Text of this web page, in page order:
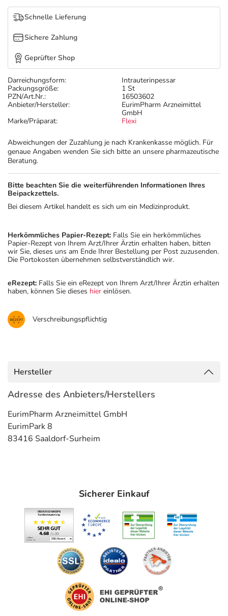
Tierapotheke
Vitamine & Mineralstoffe
Marken
Darreichungsform:
Intrauterinpessar
Packungsgröße:
1 St
PZN/Art.Nr.:
16503602
Anbieter/Hersteller:
EurimPharm Arzneimittel
GmbH
Marke/Präparat:
Flexi
Abweichungen der Zuzahlung je nach Krankenkasse möglich. Für
genaue Angaben wenden Sie sich bitte an unsere pharmazeutische
Beratung.
Schnelle Lieferung
Sichere Zahlung
Geprüfter Shop
Bitte beachten Sie die weiterführenden Informationen Ihres
Beipackzettels.
Bei diesem Artikel handelt es sich um ein Medizinprodukt.
Herkömmliches Papier-Rezept: Falls Sie ein herkömmliches
Papier-Rezept von Ihrem Arzt/Ihrer Ärztin erhalten haben, bitten
wir Sie, dieses uns am Ende Ihrer Bestellung per Post zuzusenden.
Die Portokosten übernehmen selbstverständlich wir.
eRezept: Falls Sie ein eRezept von Ihrem Arzt/Ihrer Ärztin erhalten
haben, können Sie dieses hier einlösen.
Verschreibungspflichtig
Hersteller
Adresse des Anbieters/Herstellers
EurimPharm Arzneimittel GmbH
EurimPark 8
83416 Saaldorf-Surheim
Sicherer Einkauf